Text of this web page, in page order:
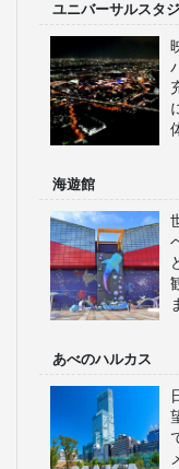
ユニバーサルスタ
海遊館
あべのハルカス